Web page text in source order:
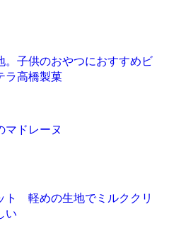
。子供のおやつにおすすめビ
ラ高橋製菓
マドレーヌ
ト 軽めの生地でミルククリ
い